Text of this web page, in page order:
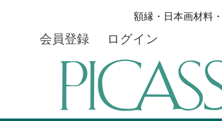
額縁・日本画材料
会員登録 ログイン